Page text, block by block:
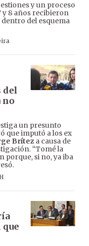
y un proceso
y 8 años recibieron
del esquema
del
no
un presunto
que imputó a los ex
Brítez a causa de
“Tomé la
porque, si no, ya iba
que